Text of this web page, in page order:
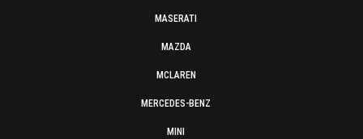
MASERATI
MAZDA
MCLAREN
MERCEDES-BENZ
MINI